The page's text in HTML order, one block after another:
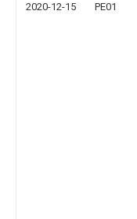
2020-12-15 PE01